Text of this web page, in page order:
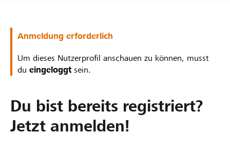
Unterstützen
Jetzt starten
Anmeldung erforderlich
Um dieses Nutzerprofil anschauen zu können, musst
du eingeloggt sein.
Du bist bereits registriert?
Jetzt anmelden!